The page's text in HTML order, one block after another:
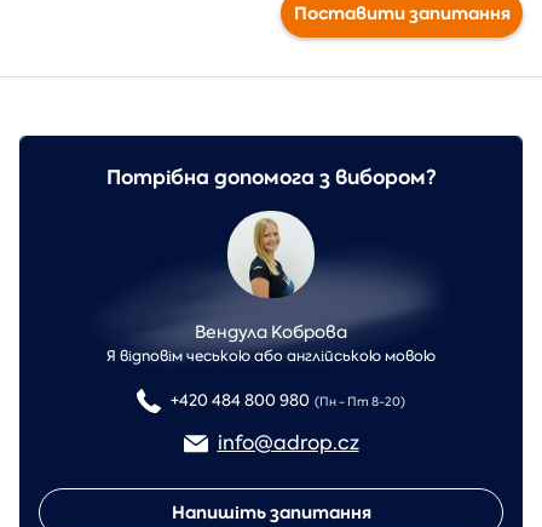
Поставити запитання
Потрібна допомога з вибором?
Вендула Коброва
Я відповім чеською або англійською мовою
+420 484 800 980 (Пн - Пт 8-20)
info@adrop.cz
Напишіть запитання